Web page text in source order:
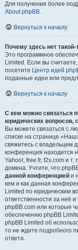
Для получения более
About phpBB.
Вернуться к началу
Почему здесь нет
Это программное
Limited. Если вы
посетите Центр идей
поданные идеи или
Вернуться к началу
С кем можно связаться
юридических вопросов,
Вы можете связаться с
списке на странице
свяжитесь с владельцем
конференция находится
Yahoo!, free.fr, f2s.com и т.
домена. Учтите, что
данной конференцией и
кем и как данная
Limited по юридическим
ответственности за неё и
phpBB.com или которые
обеспечению phpBB
phpBB Limited об
то не ждите подробного
ответа.